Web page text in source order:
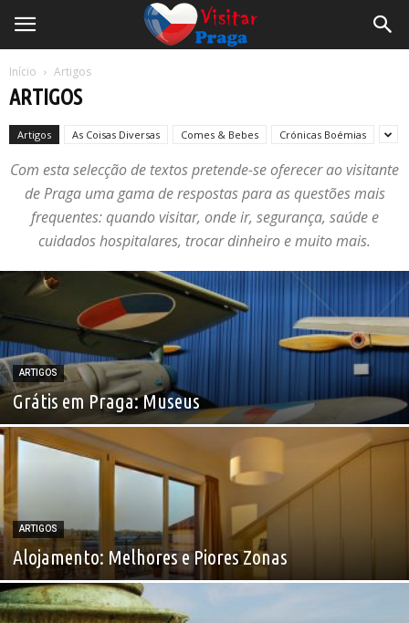
Início Artigos
ARTIGOS
Artigos As Coisas Diversas Comes & Bebes Crónicas Boémias
Com esta selecção de textos pretende-se oferecer ao visitante
de Praga uma gama de respostas para as questões mais
frequentes: quando visitar, onde ir, segurança, saúde e
cuidados hospitalares, trocar dinheiro e muito mais.
ARTIGOS
Grátis em Praga: Museus
ARTIGOS
Alojamento: Melhores e Piores Zonas